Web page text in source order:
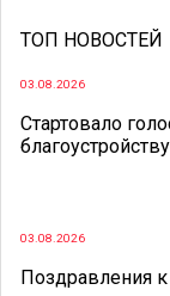
ТОП НОВОСТЕЙ
03.08.2026
Стартовало
благоустройству
03.08.2026
Поздравления